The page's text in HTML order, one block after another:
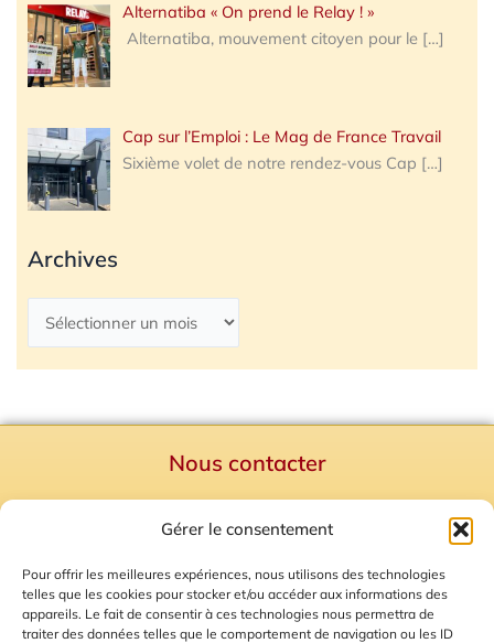
Gérer le consentement
Pour offrir les meilleures expériences, nous utilisons des technologies
telles que les cookies pour stocker et/ou accéder aux informations des
appareils. Le fait de consentir à ces technologies nous permettra de
traiter des données telles que le comportement de navigation ou les ID
Alternatiba « On prend le Relay ! »
Alternatiba, mouvement citoyen pour le […]
Cap sur l’Emploi : Le Mag de France Travail
Sixième volet de notre rendez-vous Cap […]
Archives
Nous contacter
Mentions Légales
Plan du site
Gestion des Cookies